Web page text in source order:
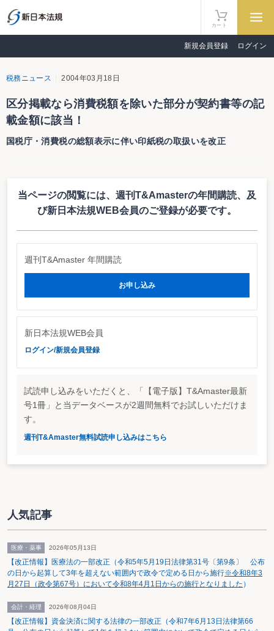
カート
新規会員登録 ログイン
税務ニュース 2004年03月18日
区分掲載なら消費税額を除いた部分が契約書等の記
載金額に該当！
国税庁・消費税の総額表示に伴い印紙税の取扱いを改正
成16年２月19日）。４月１日から消費税の総額表示が導入されることに伴う改
正。それによると、消費税額等が区分記載されている場合や税込価格及び税抜
価格が記載されていることにより、その取引に当たって課されるべき消費税額
額等を含めないとしている。
れることに伴う印紙税の取扱いを定めたもの。それによると、第１号文書（不
動産の譲渡等に関する契約書）、第２号文書（請負に関する契約書）、第17号
文書（金銭又は有価証券の受取書）に関して、①消費税及び地方消費税の金額
①に関しては、例えば請負金額1,050万円 うち消費税額等50万円との記載
があれば、区分記載されている場合に該当することになる。
簡単に計算できる記載ならＯＫ
費税額等が容易に計算できる場合が該当するとしている。例えば、「請負金額
1,050万円、税抜価格1,000万円」と記載されているケースである。この場合に
は、1,000万円が記載金額とされる。なお、請負金額1,050万円（税込）との記
載のみのケースでは、消費税額等が明らかである場合には該当しないため、
当ページの閲覧には、週刊T&Amasterの年間購読、 及
び新日本法規WEB会員のご登録が必要です。
週刊T&Amaster 年間購読
お申し込み
新日本法規WEB会員
ログイン/新規会員登録
試読申し込みをいただくと、「【電子版】T&Amaster最新
号1冊」と当データベースが2週間無料でお試しいただけま
す。
週刊T&Amaster無料試読申し込みはこちら
人気記事
医療・薬事 2026年05月13日
【改正情報】医療法の一部改正（令和5年5月19日法律第31号〔第9条〕 公布
の日から起算して3年を超えない範囲内で政令で定める日から施行※令和8年3
月27日（政令第67号）において令和8年4月1日からの施行となりました ）
会計・経理 2026年08月04日
【改正情報】資金決済に関する法律の一部改正（令和7年6月13日法律第66